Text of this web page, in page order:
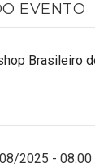
EVENTO
Brasileiro
2025 - 08:00